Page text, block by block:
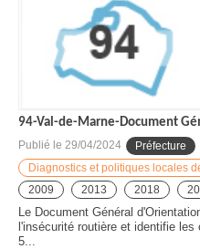
94-Val-de-Marne-Document
Publié le 29/04/2024 Préfecture
Diagnostics et politiques locales
2009
2013 2018
Le Document Général
l'insécurité routière et identifie
5...